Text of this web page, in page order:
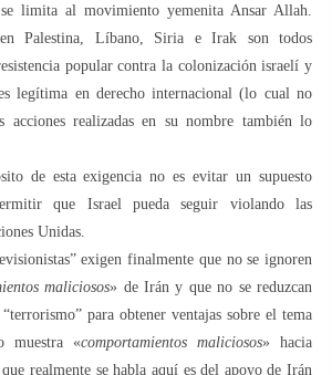
limita al movimiento yemenita Ansar Allah.
Palestina, Líbano, Siria e Irak son todos
popular contra la colonización israelí y
legítima en derecho internacional (lo cual no
acciones realizadas en su nombre también lo
de esta exigencia no es evitar un supuesto
que Israel pueda seguir violando las
Unidas.
exigen finalmente que no se ignoren
maliciosos» de Irán y que no se reduzcan
para obtener ventajas sobre el tema
muestra «comportamientos maliciosos» hacia
realmente se habla aquí es del apoyo de Irán